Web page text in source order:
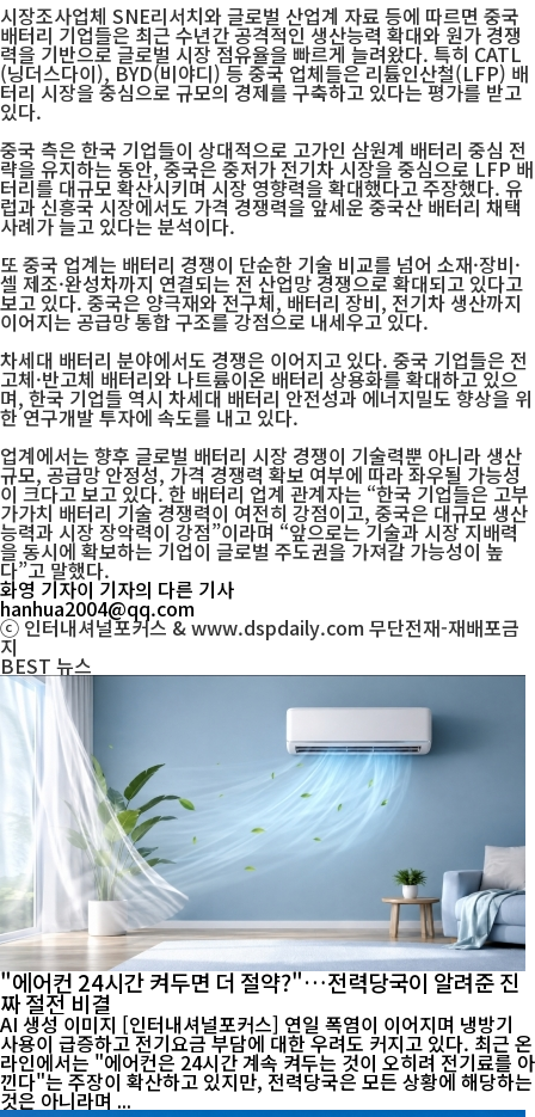
시장조사업체 SNE리서치와 글로벌 산업계 자료 등에 따르면 중국
배터리 기업들은 최근 수년간 공격적인 생산능력 확대와 원가 경쟁
력을 기반으로 글로벌 시장 점유율을 빠르게 늘려왔다. 특히 CATL
(닝더스다이), BYD(비야디) 등 중국 업체들은 리튬인산철(LFP) 배
터리 시장을 중심으로 규모의 경제를 구축하고 있다는 평가를 받고
있다.
중국 측은 한국 기업들이 상대적으로 고가인 삼원계 배터리 중심 전
략을 유지하는 동안, 중국은 중저가 전기차 시장을 중심으로 LFP 배
터리를 대규모 확산시키며 시장 영향력을 확대했다고 주장했다. 유
럽과 신흥국 시장에서도 가격 경쟁력을 앞세운 중국산 배터리 채택
사례가 늘고 있다는 분석이다.
또 중국 업계는 배터리 경쟁이 단순한 기술 비교를 넘어 소재·장비·
셀 제조·완성차까지 연결되는 전 산업망 경쟁으로 확대되고 있다고
보고 있다. 중국은 양극재와 전구체, 배터리 장비, 전기차 생산까지
이어지는 공급망 통합 구조를 강점으로 내세우고 있다.
차세대 배터리 분야에서도 경쟁은 이어지고 있다. 중국 기업들은 전
고체·반고체 배터리와 나트륨이온 배터리 상용화를 확대하고 있으
며, 한국 기업들 역시 차세대 배터리 안전성과 에너지밀도 향상을 위
한 연구개발 투자에 속도를 내고 있다.
업계에서는 향후 글로벌 배터리 시장 경쟁이 기술력뿐 아니라 생산
규모, 공급망 안정성, 가격 경쟁력 확보 여부에 따라 좌우될 가능성
이 크다고 보고 있다. 한 배터리 업계 관계자는 “한국 기업들은 고부
가가치 배터리 기술 경쟁력이 여전히 강점이고, 중국은 대규모 생산
능력과 시장 장악력이 강점”이라며 “앞으로는 기술과 시장 지배력
을 동시에 확보하는 기업이 글로벌 주도권을 가져갈 가능성이 높
다”고 말했다.
화영 기자이 기자의 다른 기사
hanhua2004@qq.com
ⓒ 인터내셔널포커스 & www.dspdaily.com 무단전재-재배포금
지
BEST 뉴스
"에어컨 24시간 켜두면 더 절약?"…전력당국이 알려준 진
짜 절전 비결
AI 생성 이미지 [인터내셔널포커스] 연일 폭염이 이어지며 냉방기
사용이 급증하고 전기요금 부담에 대한 우려도 커지고 있다. 최근 온
라인에서는 "에어컨은 24시간 계속 켜두는 것이 오히려 전기료를 아
낀다"는 주장이 확산하고 있지만, 전력당국은 모든 상황에 해당하는
것은 아니라며 ...